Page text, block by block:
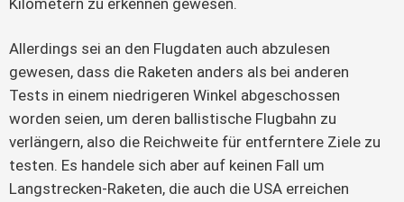
Kilometern zu erkennen gewesen.
Allerdings sei an den Flugdaten auch abzulesen
gewesen, dass die Raketen anders als bei anderen
Tests in einem niedrigeren Winkel abgeschossen
worden seien, um deren ballistische Flugbahn zu
verlängern, also die Reichweite für entferntere Ziele zu
testen. Es handele sich aber auf keinen Fall um
Langstrecken-Raketen, die auch die USA erreichen